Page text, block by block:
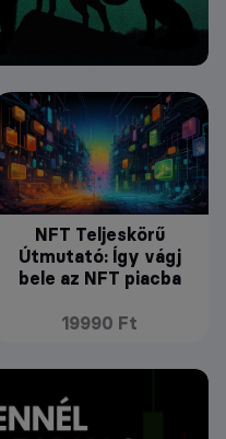
NFT Teljeskörű
Útmutató: Így vágj
bele az NFT piacba
19990 Ft